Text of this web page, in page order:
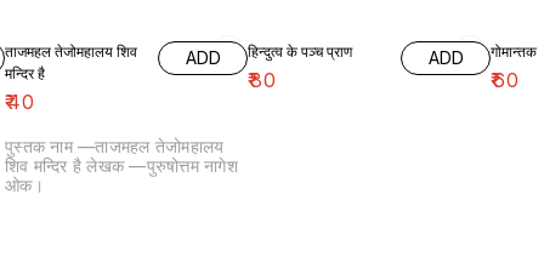
ताजमहल तेजोमहालय शिव
मन्दिर है
₹40
ADD
पुस्तक नाम —ताजमहल तेजोमहालय
शिव मन्दिर है लेखक —पुरुषोत्तम नागेश
ओक।
हिन्दुत्व के पञ्च प्राण
₹80
ADD गोमान्तक
₹60